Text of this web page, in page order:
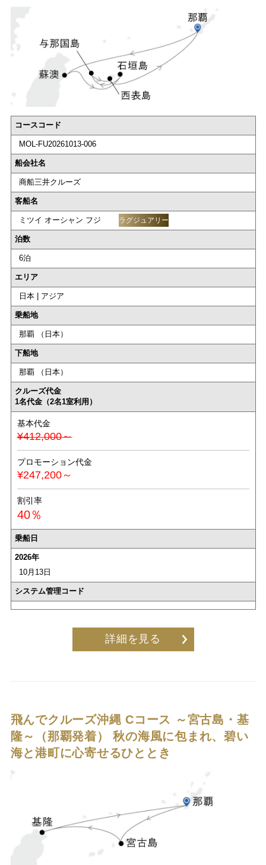
コースコード
MOL-FU20261013-006
船会社名
商船三井クルーズ
客船名
ミツイ オーシャン フジ ラグジュアリー
泊数
6泊
エリア
日本 | アジア
乗船地
那覇 （日本）
下船地
那覇 （日本）
クルーズ代金
1名代金（2名1室利用）
基本代金
¥412,000～
プロモーション代金
¥247,200～
割引率
40％
乗船日
2026年
10月13日
システム管理コード
詳細を見る
飛んでクルーズ沖縄 Cコース ～宮古島・基
隆～（那覇発着）秋の海風に包まれ、碧い
海と港町に心寄せるひととき